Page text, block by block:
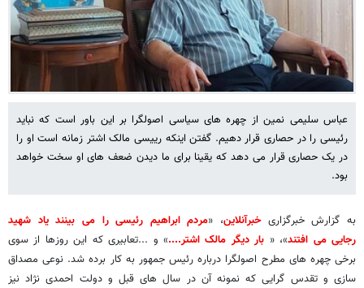
عباس سلیمی نمین از چهره های سیاسی اصولگرا بر این باور است که نباید
رئیسی را در حصاری قرار دهیم. گفتن اینکه رییسی مالک اشتر زمانه است او را
در یک حصاری قرار می دهد که یقینا برای ما دیدن ضعف های او سخت خواهد
بود.
به گزارش خبرگزاریخبرآنلاین، «مردم ابراهیم رئیسی را می بینند یاد شهید
رجایی می افتند»، « بار دیگر مالک اشتر....» و ...تعابیری که این روزها از سوی
برخی چهره های مطرح اصولگرا درباره رئیس جمهور به کار برده شد. نوعی مصداق
سازی و تقدس گرایی که نمونه آن در سال های قبل و دولت احمدی نژاد نیز